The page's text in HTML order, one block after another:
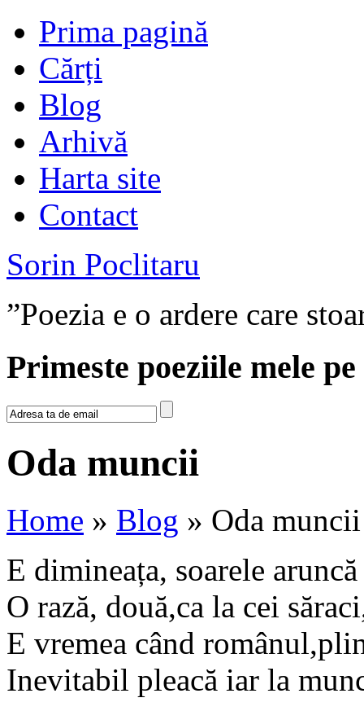
Prima pagină
Cărți
Blog
Arhivă
Harta site
Contact
Sorin Poclitaru
”Poezia e o ardere care
Primeste poeziile mele
Oda muncii
Home » Blog » Oda muncii
E dimineața, soarele aruncă
O rază, două,ca la cei
E vremea când
Inevitabil pleacă iar la